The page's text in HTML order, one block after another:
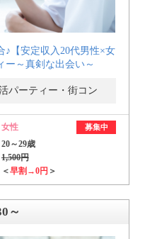
♪【安定収入20代男性×女
ー～真剣な出会い～
パーティー・街コン
女性 募集中
20～29歳
1,500円
＜早割→0円 ＞
～